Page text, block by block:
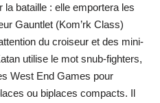
bataille : elle emportera les
Gauntlet (Kom’rk Class)
du croiseur et des mini-
utilise le mot snub-fighters,
West End Games pour
ou biplaces compacts. Il